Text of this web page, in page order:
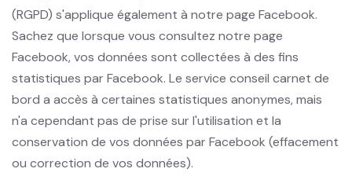
(RGPD) s'applique également à notre page Facebook.
Sachez que lorsque vous consultez notre page
Facebook, vos données sont collectées à des fins
statistiques par Facebook. Le service conseil carnet de
bord a accès à certaines statistiques anonymes, mais
n'a cependant pas de prise sur l'utilisation et la
conservation de vos données par Facebook (effacement
ou correction de vos données).